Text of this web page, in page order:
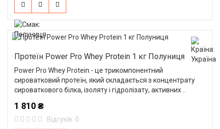
Протеїн Power Pro Whey Protein 1 кг Полуниця
Power Pro Whey Protein - це трикомпонентний
сироватковий протеїн, який складається з концентрату
сироваткового білка, ізоляту і гідролізату, активних ..
1 810 ₴
Відгуків: 0